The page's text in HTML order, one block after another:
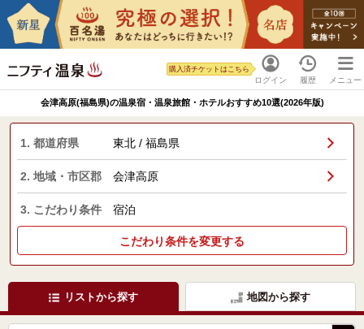
ログイン
購入済チケットはこちら
履歴 メニュー
会津高原(福島県)の温泉宿・温泉旅館・ホテルおすすめ10選(2026年版)
1. 都道府県 東北 / 福島県
2. 地域・市区郡 会津高原
3. こだわり条件 宿泊
こだわり条件を変更する
リストから探す 地図から探す